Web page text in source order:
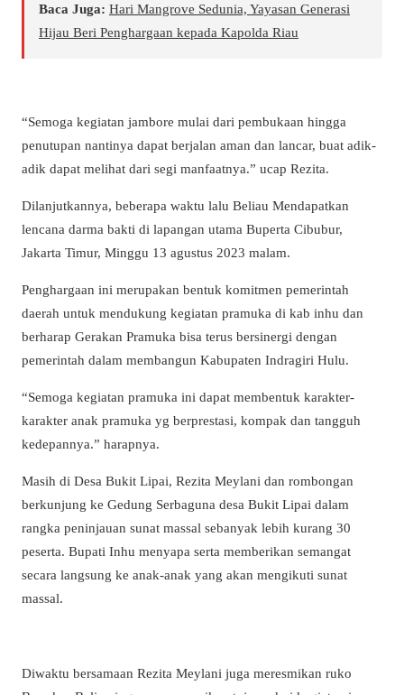
Baca Juga: Hari Mangrove Sedunia, Yayasan Generasi
Hijau Beri Penghargaan kepada Kapolda Riau
“Semoga kegiatan jambore mulai dari pembukaan hingga
penutupan nantinya dapat berjalan aman dan lancar, buat adik-
adik dapat melihat dari segi manfaatnya.” ucap Rezita.
Dilanjutkannya, beberapa waktu lalu Beliau Mendapatkan
lencana darma bakti di lapangan utama Buperta Cibubur,
Jakarta Timur, Minggu 13 agustus 2023 malam.
Penghargaan ini merupakan bentuk komitmen pemerintah
daerah untuk mendukung kegiatan pramuka di kab inhu dan
berharap Gerakan Pramuka bisa terus bersinergi dengan
pemerintah dalam membangun Kabupaten Indragiri Hulu.
“Semoga kegiatan pramuka ini dapat membentuk karakter-
karakter anak pramuka yg berprestasi, kompak dan tangguh
kedepannya.” harapnya.
Masih di Desa Bukit Lipai, Rezita Meylani dan rombongan
berkunjung ke Gedung Serbaguna desa Bukit Lipai dalam
rangka peninjauan sunat massal sebanyak lebih kurang 30
peserta. Bupati Inhu menyapa serta memberikan semangat
secara langsung ke anak-anak yang akan mengikuti sunat
massal.
Diwaktu bersamaan Rezita Meylani juga meresmikan ruko